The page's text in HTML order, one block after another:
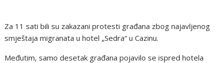
Za 11 sati bili su zakazani protesti građana zbog najavljenog
smještaja migranata u hotel „Sedra“ u Cazinu.
Međutim, samo desetak građana pojavilo se ispred hotela